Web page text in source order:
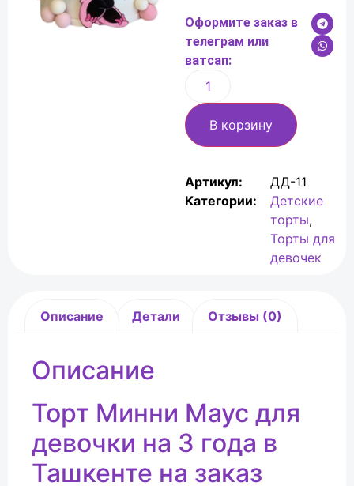
Оформите заказ в
телеграм или
ватсап:
В корзину
Артикул:
ДД-11
Категории:
Детские
торты,
Торты для
девочек
Описание Детали Отзывы (0)
Описание
Торт Минни Маус для
девочки на 3 года в
Ташкенте на заказ